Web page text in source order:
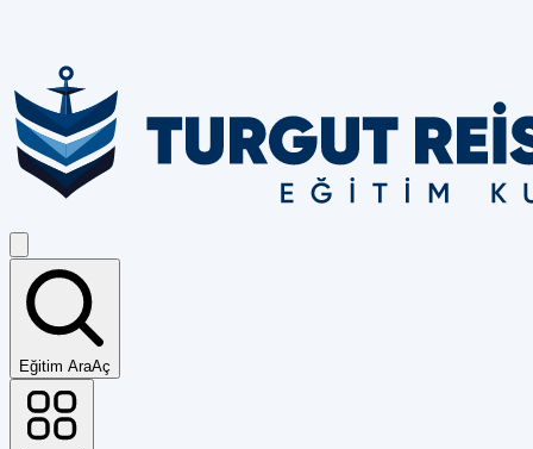
Eğitim AraAç